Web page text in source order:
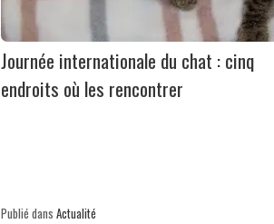
Journée internationale du chat : cinq
endroits où les rencontrer
Publié dans Actualité